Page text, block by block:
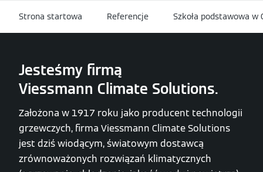
Strona startowa Referencje Szkoła podstawowa w
Jesteśmy firmą
Viessmann Climate Solutions.
Założona w 1917 roku jako producent technologii
grzewczych, firma Viessmann Climate Solutions
jest dziś wiodącym, światowym dostawcą
zrównoważonych rozwiązań klimatycznych